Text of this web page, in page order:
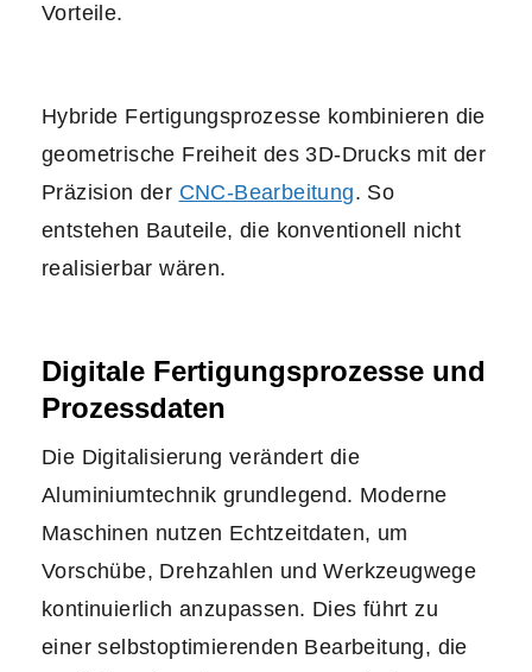
Vorteile.
Hybride Fertigungsprozesse kombinieren die
geometrische Freiheit des 3D-Drucks mit der
Präzision der CNC-Bearbeitung. So
entstehen Bauteile, die konventionell nicht
realisierbar wären.
Digitale Fertigungsprozesse und
Prozessdaten
Die Digitalisierung verändert die
Aluminiumtechnik grundlegend. Moderne
Maschinen nutzen Echtzeitdaten, um
Vorschübe, Drehzahlen und Werkzeugwege
kontinuierlich anzupassen. Dies führt zu
einer selbstoptimierenden Bearbeitung, die